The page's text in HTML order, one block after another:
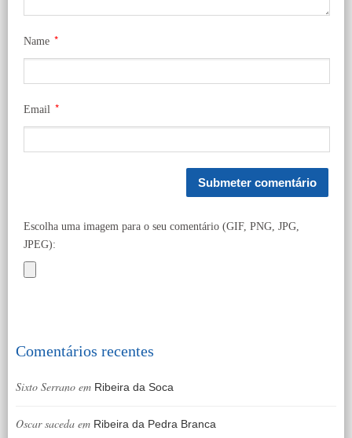
Name *
Email *
Escolha uma imagem para o seu comentário (GIF, PNG, JPG,
JPEG):
Comentários recentes
Sixto Serrano em Ribeira da Soca
Oscar saceda em Ribeira da Pedra Branca